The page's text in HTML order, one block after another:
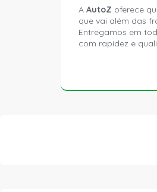
A AutoZ oferece
que vai além das
Entregamos em
com rapidez e